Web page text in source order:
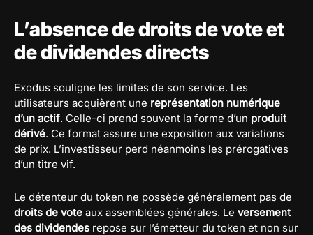
L’absence de droits de vote et
de dividendes directs
Exodus souligne les limites de son service. Les
utilisateurs acquièrent une représentation numérique
d’un actif. Celle-ci prend souvent la forme d’un produit
dérivé. Ce format assure une exposition aux variations
de prix. L’investisseur perd néanmoins les prérogatives
d’un titre vif.
Le détenteur du token ne possède généralement pas de
droits de vote aux assemblées générales. Le versement
des dividendes repose sur l’émetteur du token et non sur